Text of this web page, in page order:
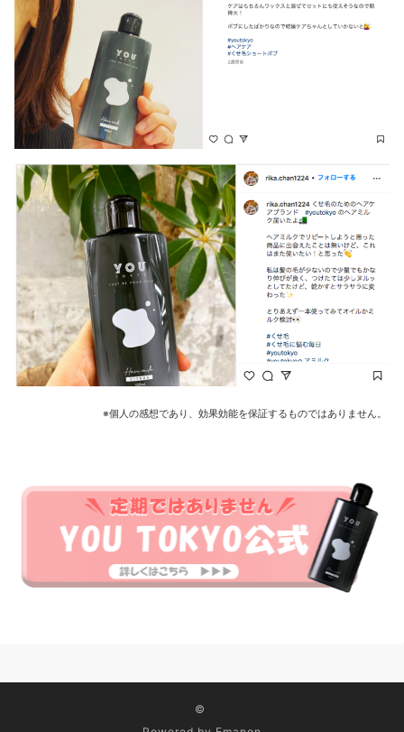
※個人の感想であり、効果効能を保証するものではありません。
©